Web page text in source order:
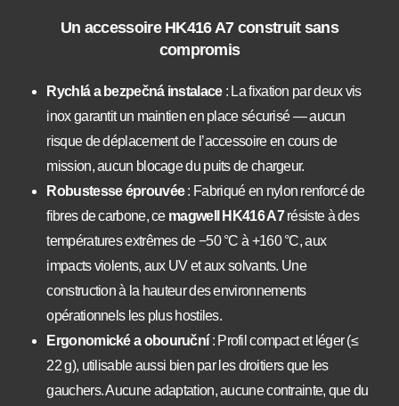
Un accessoire HK416 A7 construit sans
compromis
Rychlá a bezpečná instalace: La fixation par deux vis
inox garantit un maintien en place sécurisé — aucun
risque de déplacement de l’accessoire en cours de
mission, aucun blocage du puits de chargeur.
Robustesse éprouvée: Fabriqué en nylon renforcé de
fibres de carbone, ce magwell HK416 A7résiste à des
températures extrêmes de −50 °C à +160 °C, aux
impacts violents, aux UV et aux solvants. Une
construction à la hauteur des environnements
opérationnels les plus hostiles.
Ergonomické a obouruční: Profil compact et léger (≤
22 g), utilisable aussi bien par les droitiers que les
gauchers. Aucune adaptation, aucune contrainte, que du